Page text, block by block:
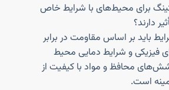
برای محیط‌های با شرایط خاص
دارند؟
باید بر اساس مقاومت در برابر
فیزیکی و شرایط دمایی محیط
محافظ و مواد با کیفیت از
است.